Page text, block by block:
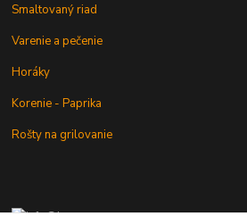
Smaltovaný riad
Varenie a pečenie
Horáky
Korenie - Paprika
Rošty na grilovanie
+421 902 212 007